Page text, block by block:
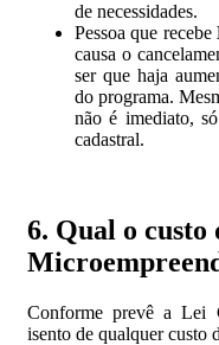
de necessidades.
Pessoa que recebe
causa o
ser que haja
do programa.
não é imediato,
cadastral.
6. Qual o
Conforme prevê a Lei
isento de qualquer custo